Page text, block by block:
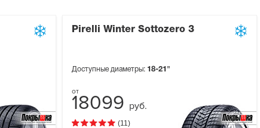
Pirelli Winter Sottozero 3
Доступные диаметры: 18-21"
18099 руб.
(11)